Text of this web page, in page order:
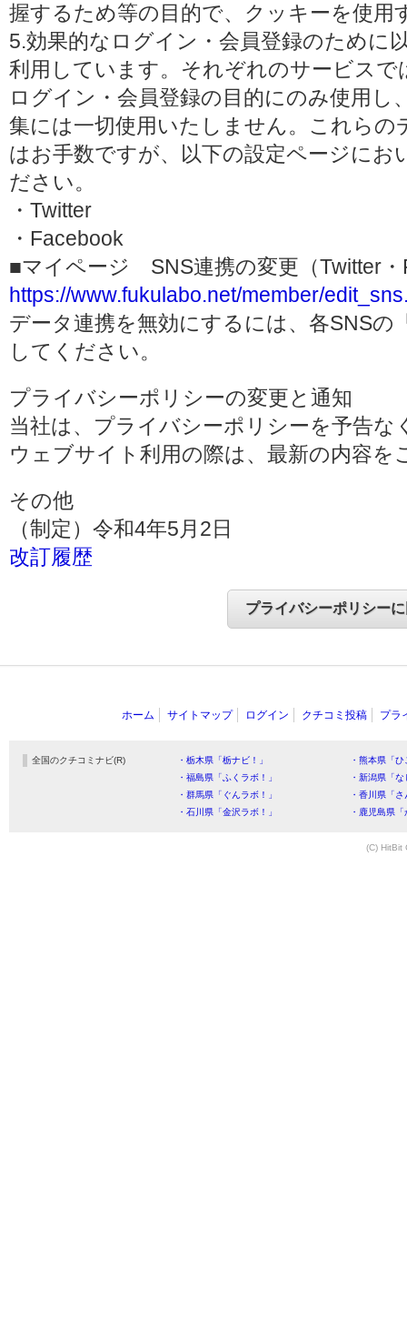
握するため等の目的で、クッキーを使用
5.効果的なログイン・会員登録のために
利用しています。それぞれのサービス
ログイン・会員登録の目的にのみ使用し
集には一切使用いたしません。これらの
はお手数ですが、以下の設定ページにお
ださい。
・Twitter
・Facebook
■マイページ SNS連携の変更（Twitter・
https://www.fukulabo.net/member/
データ連携を無効にするには、各SNS
してください。
プライバシーポリシーの変更と通知
当社は、プライバシーポリシーを予告
ウェブサイト利用の際は、最新の内容を
その他
（制定）令和4年5月2日
改訂履歴
ホーム サイトマップ ログイン クチコミ投稿 プラ
全国のクチコミナビ(R) ・栃木県「栃ナビ！」
・熊本県「
・福島県「ふくラボ！」
・新潟県「
・群馬県「ぐんラボ！」
・香川県「
・石川県「金沢ラボ！」
・鹿児島県
(C) HitBit